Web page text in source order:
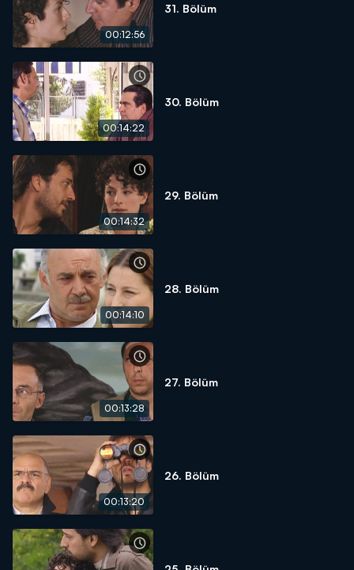
00:12:56
31. Bölüm
00:14:22
30. Bölüm
00:14:32
29. Bölüm
00:14:10
28. Bölüm
00:13:28
27. Bölüm
00:13:20
26. Bölüm